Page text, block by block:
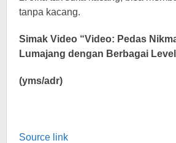
tanpa kacang.
Simak Video “Video: Pedas
Lumajang dengan Berbagai Level
(yms/adr)
Source link